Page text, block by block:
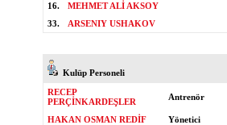
16.
MEHMET ALİ AKSOY
33.
ARSENIY USHAKOV
Kulüp Personeli
RECEP
PERÇİNKARDEŞLER
Antrenör
HAKAN OSMAN REDİF Yönetici